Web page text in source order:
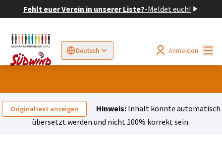
Fehlt euer Verein in unserer Liste?-Meldet euch!
Deutsch
Sprache wählen Choose languageElegir el idioma
Anmelden
Originaltext anzeigen Hinweis:Inhalt könnte automatisch
übersetzt werden und nicht 100% korrekt sein.